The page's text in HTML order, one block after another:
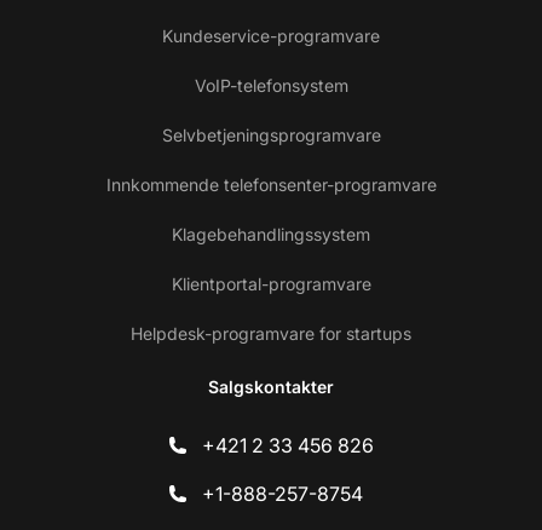
Kundeservice-programvare
VoIP-telefonsystem
Selvbetjeningsprogramvare
Innkommende telefonsenter-programvare
Klagebehandlingssystem
Klientportal-programvare
Helpdesk-programvare for startups
Salgskontakter
+421 2 33 456 826
+1-888-257-8754